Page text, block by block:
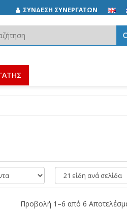
ΣΥΝΔΕΣΗ ΣΥΝΕΡΓΑΤΩΝ
είδη
ανά
Προβολή 1–6 από 6